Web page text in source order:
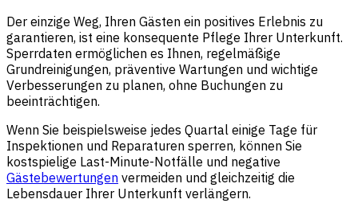
Der einzige Weg, Ihren Gästen ein positives Erlebnis zu
garantieren, ist eine konsequente Pflege Ihrer Unterkunft.
Sperrdaten ermöglichen es Ihnen, regelmäßige
Grundreinigungen, präventive Wartungen und wichtige
Verbesserungen zu planen, ohne Buchungen zu
beeinträchtigen.
Wenn Sie beispielsweise jedes Quartal einige Tage für
Inspektionen und Reparaturen sperren, können Sie
kostspielige Last-Minute-Notfälle und negative
Gästebewertungen vermeiden und gleichzeitig die
Lebensdauer Ihrer Unterkunft verlängern.